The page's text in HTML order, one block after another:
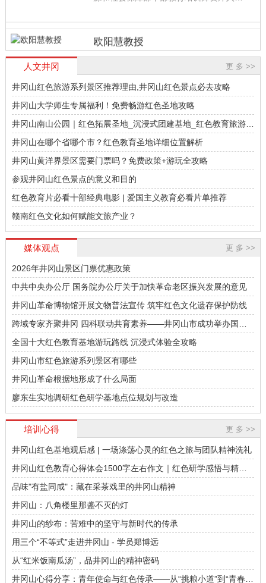
国家社科基金项目“中央苏区马克思主义中
国化”研究，主持和参与中共中央组织部、
全国红色教育研究会多项重点课题研究工
作。
欧阳慧教授
中国井冈山干部学院教务部教授，研究方
向为党史红色教育和行政管理。初心与使
命：弘扬井冈山精神，坚定理想信念井冈
山斗争史对组织（企业）管理(发展)的若干
启示领导者的个性魅力和权威领导——毛
泽东在井冈山斗争等时期的领导方略
颜清阳教授
颜清阳，男，1968年生，江西吉安人，中
国井冈山干部学院教学科研部国情教学研
究中心主任、红色教育学教授。长期从事
井冈山斗争史、红色教育、领导科学等方
面的教学与研究。参与编撰著作和教材
《井冈山斗争时期的永新县委》、《中央
苏区文化建设》、《苏区标语》、《现代
领导哲学思维》、《从政之基》、《履职
汤根姬副教授
2004年至今从事编辑研究工作，曾采访肖
克、江华等老红军及滕代远、张子清等红
军后代，先后在《百年潮》《中国文物
报》《收藏》等报刊发表文章40余篇，著
有《岁月留痕》《红色标尺》多部合著。
30年来积极宣讲井冈山历史、井冈山精
神，为井冈山精神研究会会员，吉安市中
共党史学会会员，井冈山精神报告团成员
之一。
陈胜华教授
陈胜华，中国井冈山干部学院教学科研部
党史教研中心主任，教授，全国干部教育
培训师资库首批入库专家，人力资源和社
会保障部红色教育专家库入库专家，中共
中央组织部表彰的干部学院优秀教师，中
国井冈山干部学院学术委员会委员，中国
井冈山干部学院精品课教师。
赖宏教授
全国红色教育研究会特邀研究员、全国干
部教育培训师资库首批入库专家，人力资
源和社会保障部干部教育培训师资库入库
专家，中组部三所干部学院表彰的优秀教
师，中国井冈山干部学院精品课教师。研
究方向为中共党史与党的建设，主持完成
国家社科基金项目“中央苏区马克思主义中
国化”研究，主持和参与中共中央组织部、
全国红色教育研究会多项重点课题研究工
作。
欧阳慧教授
中国井冈山干部学院教务部教授，研究方
向为党史红色教育和行政管理。初心与使
命：弘扬井冈山精神，坚定理想信念井冈
山斗争史对组织（企业）管理(发展)的若干
启示领导者的个性魅力和权威领导——毛
泽东在井冈山斗争等时期的领导方略
颜清阳教授
人文井冈 更 多 >>
井冈山红色旅游系列景区推荐理由,井冈山红色景点必去攻略
井冈山大学师生专属福利！免费畅游红色圣地攻略
井冈山南山公园｜红色拓展圣地_沉浸式团建基地_红色教育旅游推
荐
井冈山在哪个省哪个市？红色教育圣地详细位置解析
井冈山黄洋界景区需要门票吗？免费政策+游玩全攻略
参观井冈山红色景点的意义和目的
红色教育片必看十部经典电影 | 爱国主义教育必看片单推荐
赣南红色文化如何赋能文旅产业？
媒体观点 更 多 >>
2026年井冈山景区门票优惠政策
中共中央办公厅 国务院办公厅关于加快革命老区振兴发展的意见
井冈山革命博物馆开展文物普法宣传 筑牢红色文化遗存保护防线
跨域专家齐聚井冈 四科联动共育素养——井冈山市成功举办国家
义务教育质量监测学科教师培训
全国十大红色教育基地游玩路线 沉浸式体验全攻略
井冈山市红色旅游系列景区有哪些
井冈山革命根据地形成了什么局面
廖东生实地调研红色研学基地点位规划与改造
培训心得 更 多 >>
井冈山红色基地观后感 | 一场涤荡心灵的红色之旅与团队精神洗礼
井冈山红色教育心得体会1500字左右作文｜红色研学感悟与精神
洗礼记录
品味"有盐同咸"：藏在采茶戏里的井冈山精神
井冈山：八角楼里那盏不灭的灯
井冈山的纱布：苦难中的坚守与新时代的传承
用三个“不等式”走进井冈山 - 学员郑博远
从“红米饭南瓜汤”，品井冈山的精神密码
井冈山心得分享：青年使命与红色传承——从“挑粮小道”到“青春赛